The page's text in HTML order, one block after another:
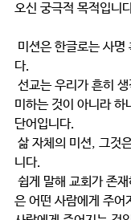
오신 궁극적 목적입니
다.
미하는 것이 아니라
단어입니다.
니다.
은 어떤 사람에게 주어